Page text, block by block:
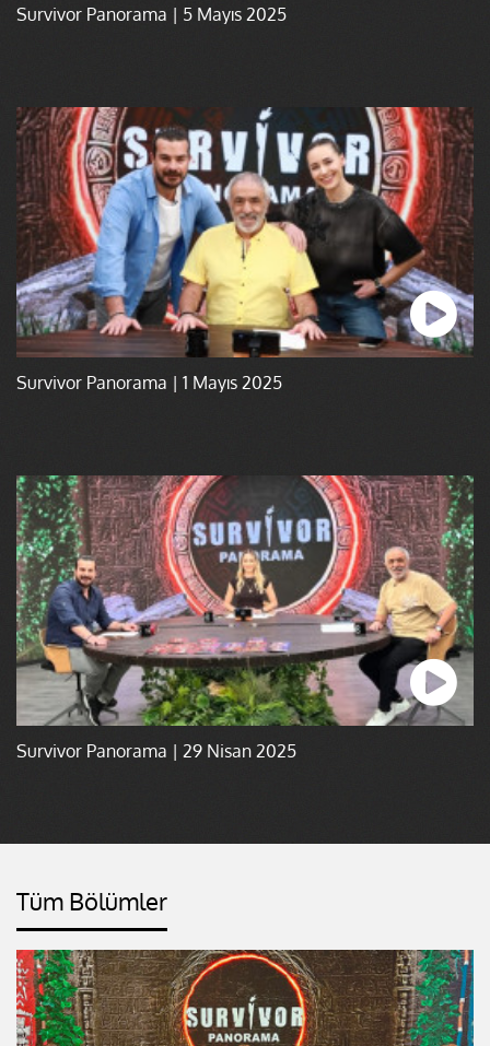
Survivor Panorama | 5 Mayıs 2025
Survivor Panorama | 1 Mayıs 2025
Survivor Panorama | 29 Nisan 2025
Tüm Bölümler